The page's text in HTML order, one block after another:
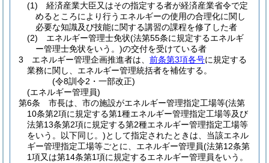
(1)
経済産業大臣又はその指定する者が経済産業省令で定
めるところにより行うエネルギーの使用の合理化に関し
必要な知識及び技能に関する講習の課程を修了した者
(2)
エネルギー管理士免状(法第55条に規定するエネルギ
ー管理士免状をいう。)の交付を受けている者
3
エネルギー管理企画推進者は、 前条第3項各号に規定する
業務に関し、エネルギー管理統括者を補佐する。
(令8訓令2・一部改正)
(エネルギー管理員)
第6条
市長は、市の施設がエネルギー管理指定工場等(法第
10条第2項に規定する第1種エネルギー管理指定工場等及び
法第13条第2項に規定する第2種エネルギー管理指定工場等
をいう。以下同じ。)として指定されたときは、当該エネル
ギー管理指定工場等ごとに、エネルギー管理員(法第12条第
1項又は第14条第1項に規定するエネルギー管理員をいう。